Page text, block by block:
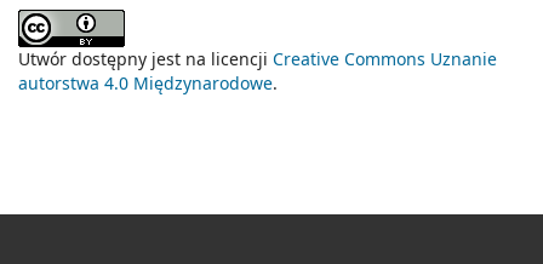
Utwór dostępny jest na licencji Creative Commons Uznanie
autorstwa 4.0 Międzynarodowe.